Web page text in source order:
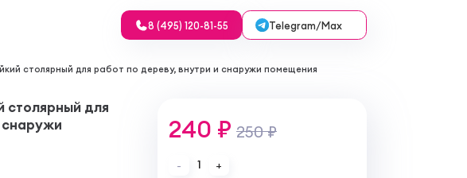
8 (495) 120-81-55 Telegram/Max
столярный для работ по дереву, внутри и снаружи помещения
столярный для
снаружи
240 ₽ 250 ₽
- 1 +